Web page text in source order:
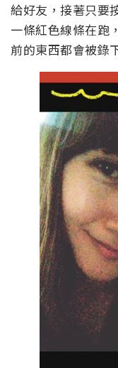
給好友，接著只要
一條紅色線條在跑
前的東西都會被錄